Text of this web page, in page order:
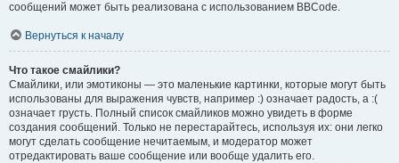
сообщений может быть реализована с использованием BBCode.
Вернуться к началу
Что такое смайлики?
Смайлики, или эмотиконы — это маленькие картинки, которые могут быть
использованы для выражения чувств, например :) означает радость, а :(
означает грусть. Полный список смайликов можно увидеть в форме
создания сообщений. Только не перестарайтесь, используя их: они легко
могут сделать сообщение нечитаемым, и модератор может
отредактировать ваше сообщение или вообще удалить его.